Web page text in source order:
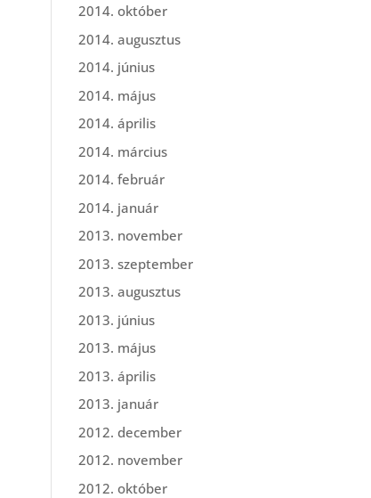
2014. október
2014. augusztus
2014. június
2014. május
2014. április
2014. március
2014. február
2014. január
2013. november
2013. szeptember
2013. augusztus
2013. június
2013. május
2013. április
2013. január
2012. december
2012. november
2012. október